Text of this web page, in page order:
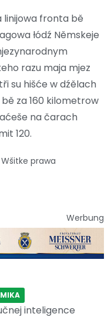
linijowa fronta bě
łódź Němskeje
razu maja mjez
su hišće w dźělach
za 160 kilometrow
na čarach
120.
prawa
Werbung
inteligence